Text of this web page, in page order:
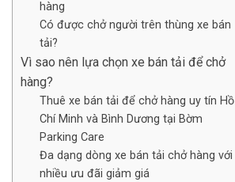
hàng
Có được chở người trên thùng xe bán
tải?
Vì sao nên lựa chọn xe bán tải để chở
hàng?
Thuê xe bán tải để chở hàng uy tín Hồ
Chí Minh và Bình Dương tại Bờm
Parking Care
Đa dạng dòng xe bán tải chở hàng với
nhiều ưu đãi giảm giá